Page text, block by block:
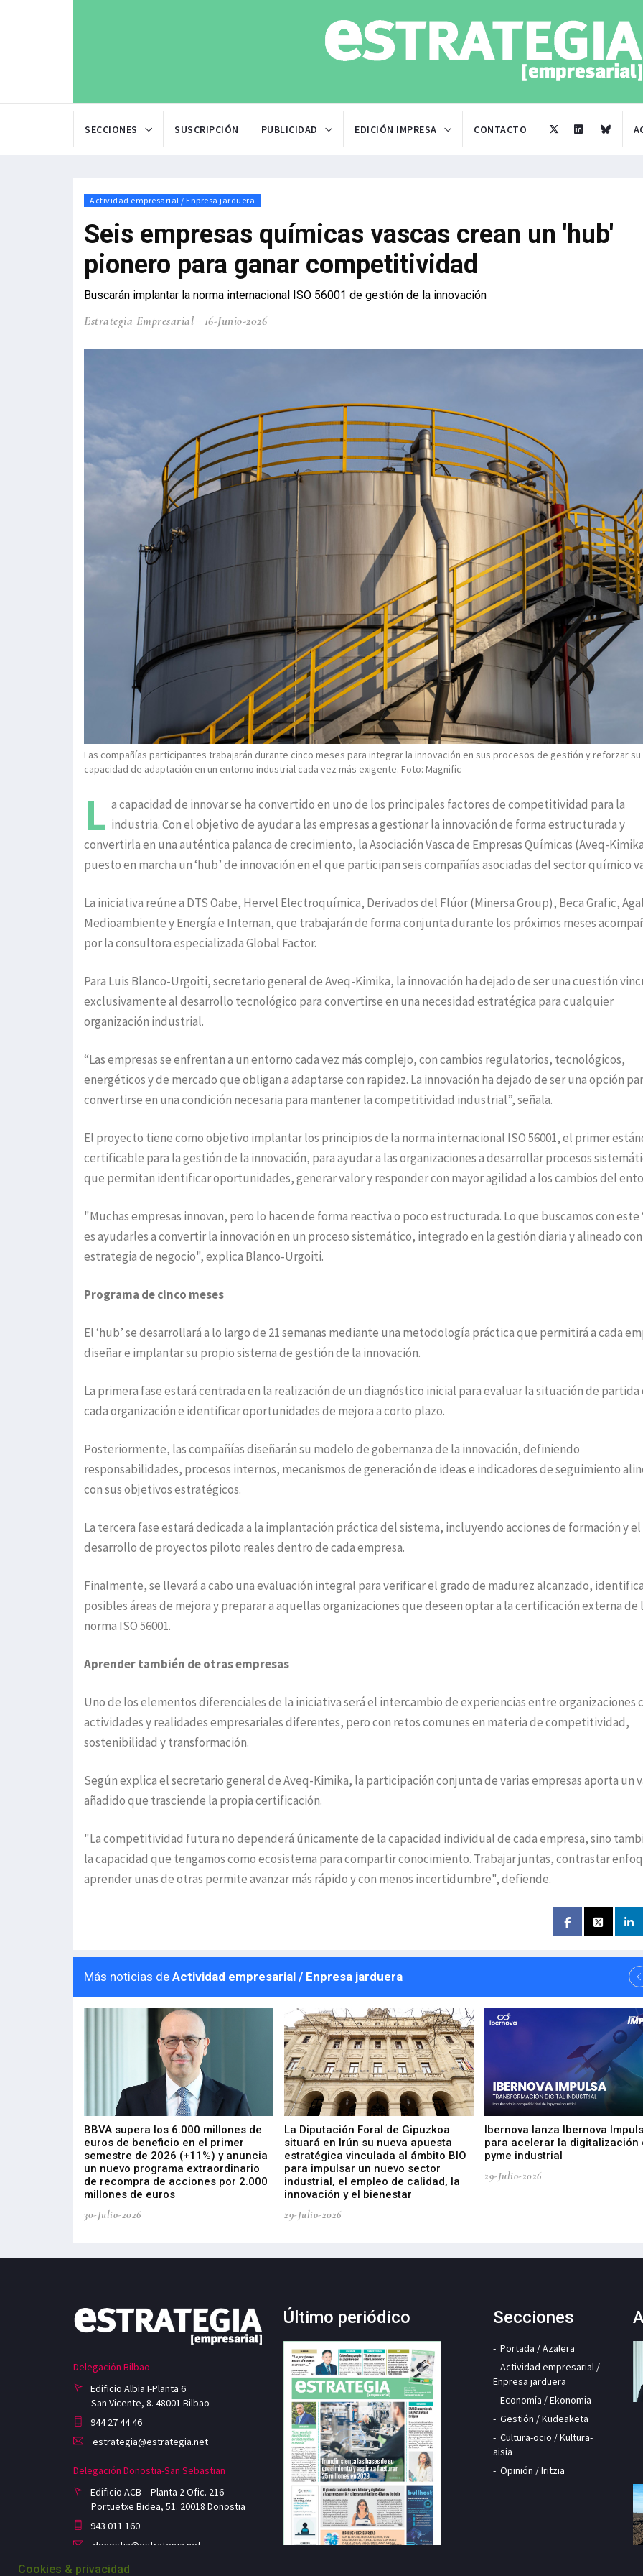
SECCIONES SUSCRIPCIÓN PUBLICIDAD EDICIÓN IMPRESA CONTACTO
Actividad empresarial / Enpresa jarduera
Seis empresas químicas vascas crean un 'hub'
pionero para ganar competitividad
Buscarán implantar la norma internacional ISO 56001 de gestión de la innovación
Estrategia Empresarial 16-Junio-2026
Las compañías participantes trabajarán durante cinco meses para integrar la innovación en sus procesos de gestión y reforzar su
capacidad de adaptación en un entorno industrial cada vez más exigente. Foto: Magnific
L a capacidad de innovar se ha convertido en uno de los principales factores de competitividad para la
industria. Con el objetivo de ayudar a las empresas a gestionar la innovación de forma estructurada y
convertirla en una auténtica palanca de crecimiento, la Asociación Vasca de Empresas Químicas (Aveq-
puesto en marcha un ‘hub’ de innovación en el que participan seis compañías asociadas del sector químico
La iniciativa reúne a DTS Oabe, Hervel Electroquímica, Derivados del Flúor (Minersa Group), Beca Grafic,
Medioambiente y Energía e Inteman, que trabajarán de forma conjunta durante los próximos meses
por la consultora especializada Global Factor.
Para Luis Blanco-Urgoiti, secretario general de Aveq-Kimika, la innovación ha dejado de ser una cuestión
exclusivamente al desarrollo tecnológico para convertirse en una necesidad estratégica para cualquier
organización industrial.
“Las empresas se enfrentan a un entorno cada vez más complejo, con cambios regulatorios, tecnológicos,
energéticos y de mercado que obligan a adaptarse con rapidez. La innovación ha dejado de ser una opción
convertirse en una condición necesaria para mantener la competitividad industrial”, señala.
El proyecto tiene como objetivo implantar los principios de la norma internacional ISO 56001, el primer
certificable para la gestión de la innovación, para ayudar a las organizaciones a desarrollar procesos
que permitan identificar oportunidades, generar valor y responder con mayor agilidad a los cambios del
"Muchas empresas innovan, pero lo hacen de forma reactiva o poco estructurada. Lo que buscamos con este
es ayudarles a convertir la innovación en un proceso sistemático, integrado en la gestión diaria y alineado
estrategia de negocio", explica Blanco-Urgoiti.
Programa de cinco meses
El ‘hub’ se desarrollará a lo largo de 21 semanas mediante una metodología práctica que permitirá a cada
diseñar e implantar su propio sistema de gestión de la innovación.
La primera fase estará centrada en la realización de un diagnóstico inicial para evaluar la situación de partida
cada organización e identificar oportunidades de mejora a corto plazo.
Posteriormente, las compañías diseñarán su modelo de gobernanza de la innovación, definiendo
responsabilidades, procesos internos, mecanismos de generación de ideas e indicadores de seguimiento
con sus objetivos estratégicos.
La tercera fase estará dedicada a la implantación práctica del sistema, incluyendo acciones de formación y el
desarrollo de proyectos piloto reales dentro de cada empresa.
Finalmente, se llevará a cabo una evaluación integral para verificar el grado de madurez alcanzado,
posibles áreas de mejora y preparar a aquellas organizaciones que deseen optar a la certificación externa de
norma ISO 56001.
Aprender también de otras empresas
Uno de los elementos diferenciales de la iniciativa será el intercambio de experiencias entre organizaciones
actividades y realidades empresariales diferentes, pero con retos comunes en materia de competitividad,
sostenibilidad y transformación.
Según explica el secretario general de Aveq-Kimika, la participación conjunta de varias empresas aporta un
añadido que trasciende la propia certificación.
"La competitividad futura no dependerá únicamente de la capacidad individual de cada empresa, sino
la capacidad que tengamos como ecosistema para compartir conocimiento. Trabajar juntas, contrastar
aprender unas de otras permite avanzar más rápido y con menos incertidumbre", defiende.
Más noticias de Actividad empresarial / Enpresa jarduera
BBVA supera los 6.000 millones de
euros de beneficio en el primer
semestre de 2026 (+11%) y anuncia
un nuevo programa extraordinario
de recompra de acciones por 2.000
millones de euros
30-Julio-2026
La Diputación Foral de Gipuzkoa
situará en Irún su nueva apuesta
estratégica vinculada al ámbito BIO
para impulsar un nuevo sector
industrial, el empleo de calidad, la
innovación y el bienestar
29-Julio-2026
Ibernova lanza Ibernova
para acelerar la digitalización
pyme industrial
29-Julio-2026
Delegación Bilbao
Edificio Albia I-Planta 6
San Vicente, 8. 48001 Bilbao
944 27 44 46
estrategia@estrategia.net
Delegación Donostia-San Sebastian
Edificio ACB – Planta 2 Ofic. 216
Portuetxe Bidea, 51. 20018 Donostia
943 011 160
donostia@estrategia.net
Último periódico Secciones
Portada / Azalera
Actividad empresarial /
Enpresa jarduera
Economía / Ekonomia
Gestión / Kudeaketa
Cultura-ocio / Kultura-
aisia
Opinión / Iritzia
Cookies & privacidad